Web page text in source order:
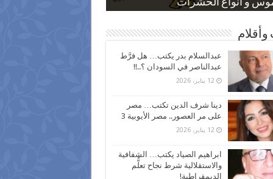
و أنواع الحشرات
بعد ارتفاع الأسعار
نسبة الطلاق في مصر
كاركاتيرية
كاركاتيرية
وأقلام
عبدالسلام بدر يكتب… هل فرَّط
عبدالناصر في السودان ؟..!!
12 يناير، 2026
دينا شرف الدين تكتب… مصر
على مر العصور.. مصر الأيوبية 3
12 يناير، 2026
ابراهيم الصياد يكتب… الشفافية
والاستقلالية شرط نجاح تعلُّم
الديمقراطية!